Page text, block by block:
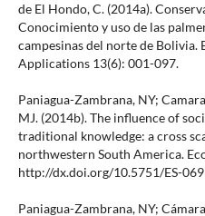
de El Hondo, C. (2014a).
Conocimiento y uso de las
campesinas del norte de Bolivia.
Applications 13(6): 001-097.
Paniagua-Zambrana, NY;
MJ. (2014b). The influence of
traditional knowledge: a cross
northwestern South America.
http://dx.doi.org/10.5751/ES-
Paniagua-Zambrana, NY;